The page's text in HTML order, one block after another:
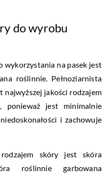
do wyrobu
wykorzystania na pasek jest
roślinnie. Pełnoziarnista
najwyższej jakości rodzajem
ponieważ jest minimalnie
i zachowuje
skóry jest skóra
roślinnie garbowana